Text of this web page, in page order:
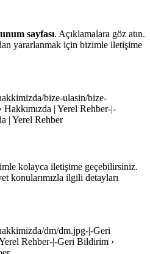
sayfası. Açıklamalara göz atın.
yararlanmak için bizimle iletişime
bize-ulasin/bize-
| Yerel Rehber-|-
| Yerel Rehber
kolayca iletişime geçebilirsiniz.
konularımızla ilgili detayları
dm/dm.jpg-|-Geri
Rehber-|-Geri Bildirim ›